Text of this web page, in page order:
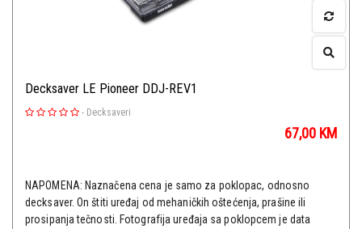
Decksaver LE Pioneer DDJ-REV1
- Decksaveri
67,00 KM
NAPOMENA: Naznačena cena je samo za poklopac, odnosno
decksaver. On štiti uređaj od mehaničkih oštećenja, prašine ili
prosipanja tečnosti. Fotografija uređaja sa poklopcem je data